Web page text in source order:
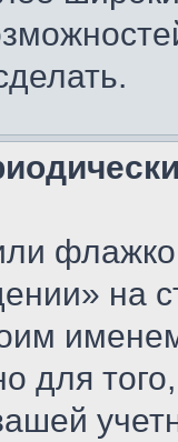
на
для